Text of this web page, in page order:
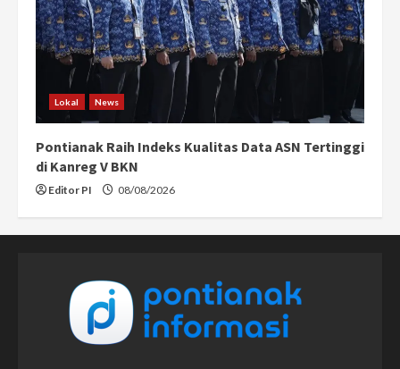
Lokal News
Pontianak Raih Indeks Kualitas Data ASN Tertinggi
di Kanreg V BKN
Editor PI 08/08/2026